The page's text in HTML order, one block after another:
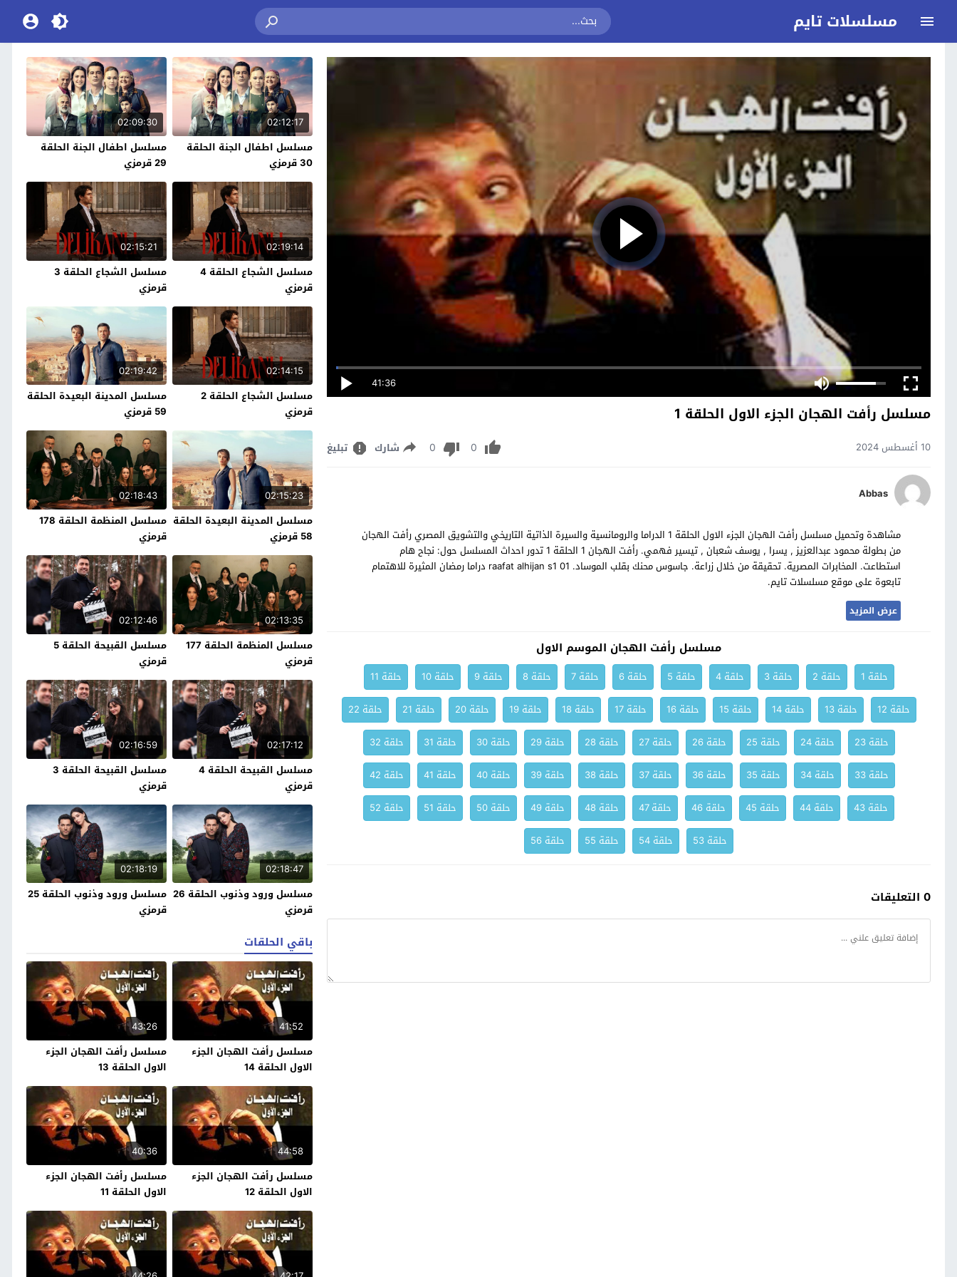
مسلسلات تايم
41:36
مسلسل رأفت الهجان الجزء الاول الحلقة 1
10 أغسطس 2024 0
0 شارك تبليغ
Abbas
مشاهدة وتحميل مسلسل رأفت الهجان الجزء الاول الحلقة 1 الدراما والرومانسية والسيرة الذاتية التاريخي والتشويق المصري رأفت الهجان
من بطولة محمود عبدالعزيز , يسرا , يوسف شعبان , تيسير فهمي. رأفت الهجان 1 الحلقة 1 تدور احداث المسلسل حول: نجاح هام
استطاعت. المخابرات المصرية. تحقيقة من خلال زراعة. جاسوس محنك بقلب الموساد. raafat alhijan s1 01 دراما رمضان المثيرة للاهتمام
تابعوة على موقع مسلسلات تايم.
عرض المزيد
مسلسل رأفت الهجان الموسم الاول
حلقة 1 حلقة 2 حلقة 3 حلقة 4 حلقة 5 حلقة 6 حلقة 7 حلقة 8 حلقة 9 حلقة 10
حلقة 11
حلقة 12
حلقة 13 حلقة 14 حلقة 15 حلقة 16 حلقة 17 حلقة 18 حلقة 19 حلقة 20 حلقة 21
حلقة 22
حلقة 23
حلقة 24 حلقة 25 حلقة 26 حلقة 27 حلقة 28 حلقة 29 حلقة 30 حلقة 31
حلقة 32
حلقة 33
حلقة 34 حلقة 35 حلقة 36 حلقة 37 حلقة 38 حلقة 39 حلقة 40 حلقة 41
حلقة 42
حلقة 43
حلقة 44 حلقة 45 حلقة 46 حلقة 47 حلقة 48 حلقة 49 حلقة 50 حلقة 51
حلقة 52
حلقة 53
حلقة 54 حلقة 55 حلقة 56
0 التعليقات
02:12:17
مسلسل اطفال الجنة الحلقة
30 قرمزي
02:09:30
مسلسل اطفال الجنة الحلقة
29 قرمزي
02:19:14
مسلسل الشجاع الحلقة 4
قرمزي
02:15:21
مسلسل الشجاع الحلقة 3
قرمزي
02:14:15
مسلسل الشجاع الحلقة 2
قرمزي
02:19:42
مسلسل المدينة البعيدة الحلقة
59 قرمزي
02:15:23
مسلسل المدينة البعيدة الحلقة
58 قرمزي
02:18:43
مسلسل المنظمة الحلقة 178
قرمزي
02:13:35
مسلسل المنظمة الحلقة 177
قرمزي
02:12:46
مسلسل القبيحة الحلقة 5
قرمزي
02:17:12
مسلسل القبيحة الحلقة 4
قرمزي
02:16:59
مسلسل القبيحة الحلقة 3
قرمزي
02:18:47
مسلسل ورود وذنوب الحلقة 26
قرمزي
02:18:19
مسلسل ورود وذنوب الحلقة 25
قرمزي
باقي الحلقات
41:52
مسلسل رأفت الهجان الجزء
الاول الحلقة 14
43:26
مسلسل رأفت الهجان الجزء
الاول الحلقة 13
44:58
مسلسل رأفت الهجان الجزء
الاول الحلقة 12
40:36
مسلسل رأفت الهجان الجزء
الاول الحلقة 11